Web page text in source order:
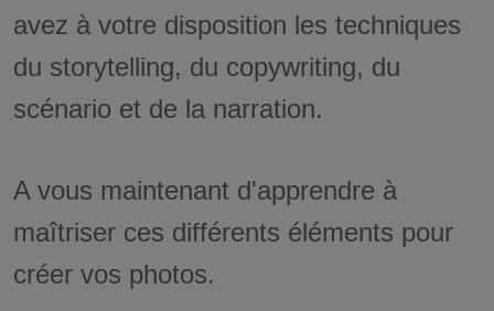
avez à votre disposition les techniques
du storytelling, du copywriting, du
scénario et de la narration.
A vous maintenant d'apprendre à
maîtriser ces différents éléments pour
créer vos photos.